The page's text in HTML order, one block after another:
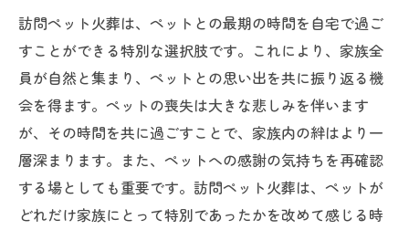
訪問ペット火葬は、ペットとの最期の時間を自宅で過ご
すことができる特別な選択肢です。これにより、家族全
員が自然と集まり、ペットとの思い出を共に振り返る機
会を得ます。ペットの喪失は大きな悲しみを伴います
が、その時間を共に過ごすことで、家族内の絆はより一
層深まります。また、ペットへの感謝の気持ちを再確認
する場としても重要です。訪問ペット火葬は、ペットが
どれだけ家族にとって特別であったかを改めて感じる時